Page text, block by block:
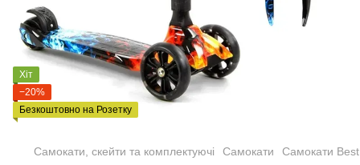
Хіт
−20%
Безкоштовно на Розетку
Самокати, скейти та комплектуючі Самокати Самокати